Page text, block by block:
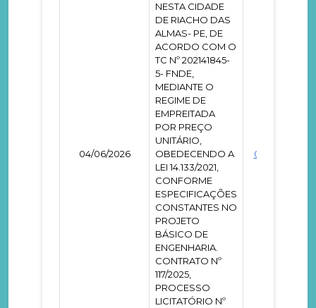
04/06/2026
NESTA CIDADE
DE RIACHO DAS
ALMAS- PE, DE
ACORDO COM O
TC Nº 202141845-
5- FNDE,
MEDIANTE O
REGIME DE
EMPREITADA
POR PREÇO
UNITÁRIO,
OBEDECENDO A
LEI 14.133/2021,
CONFORME
ESPECIFICAÇÕES
CONSTANTES NO
PROJETO
BÁSICO DE
ENGENHARIA.
CONTRATO Nº
117/2025,
PROCESSO
LICITATÓRIO Nº
0001886